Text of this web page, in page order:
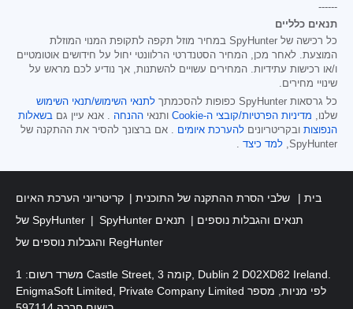
------
תנאים כלליים
כל רכישה של SpyHunter במחיר מוזל תקפה לתקופת המנוי המוזלת
המוצעת. לאחר מכן, המחיר הסטנדרטי הרלוונטי יחול על חידושים אוטומטיים
ו/או רכישות עתידיות. המחירים עשויים להשתנות, אך נודיע לכם מראש על
שינויי מחירים.
כל גרסאות SpyHunter כפופות להסכמתך
לתנאי השימוש/תנאי השימוש
שלנו, מדיניות הפרטיות/קובצי ה-Cookie ותנאי ההנחה . אנא עיין גם בשאלות
הנפוצות ובקריטריונים להערכת איומים . אם ברצונך להסיר את ההתקנה של
SpyHunter, למד כיצד .
בית שלבי הסרת ההתקנה של התוכנית
קריטריוני הערכת האיום
של SpyHunter
SpyHunter תנאים והגבלות נוספים
תנאים
והגבלות נוספים של RegHunter
משרד רשום: 1 Castle Street, קומה 3, Dublin 2 D02XD82 Ireland.
EnigmaSoft Limited, Private Company Limited לפי מניות, מספר